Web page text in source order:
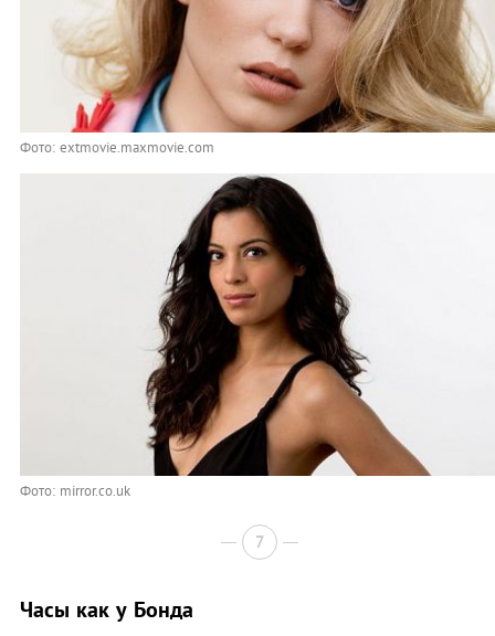
Фото: extmovie.maxmovie.com
Фото: mirror.co.uk
7
Часы как у Бонда